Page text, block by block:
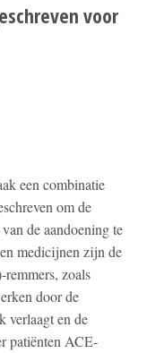
voor
een combinatie
om de
de aandoening te
medicijnen zijn de
zoals
door de
verlaagt en de
patiënten ACE-